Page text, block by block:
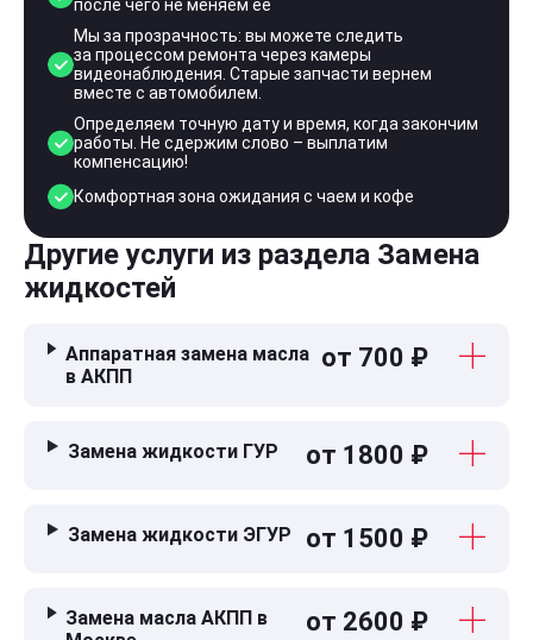
после чего не меняем ее
Мы за прозрачность: вы можете следить
за процессом ремонта через камеры
видеонаблюдения. Старые запчасти вернем
вместе с автомобилем.
Определяем точную дату и время, когда закончим
работы. Не сдержим слово – выплатим
компенсацию!
Комфортная зона ожидания с чаем и кофе
Другие услуги из раздела Замена
жидкостей
Аппаратная замена масла
в АКПП
от 700 ₽
Замена жидкости ГУР от 1800 ₽
Замена жидкости ЭГУР от 1500 ₽
Замена масла АКПП в
от 2600 ₽